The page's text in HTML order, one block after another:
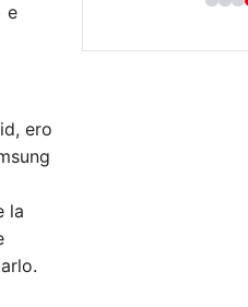
e
ero
la